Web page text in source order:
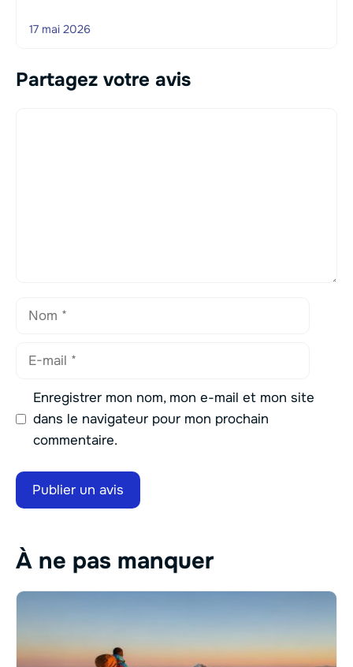
17 mai 2026
Partagez votre avis
Nom
Enregistrer mon nom, mon e-mail et mon site
dans le navigateur pour mon prochain
commentaire.
À ne pas manquer